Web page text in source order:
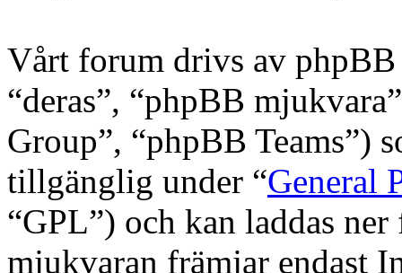
Vårt forum drivs av phpBB
“deras”, “phpBB
Group”, “phpBB Teams”)
tillgänglig under “General
“GPL”) och kan laddas
mjukvaran främjar endast